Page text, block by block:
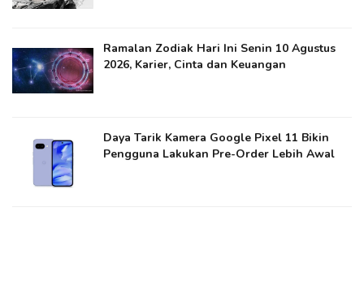
Ramalan Zodiak Hari Ini Senin 10 Agustus
2026, Karier, Cinta dan Keuangan
Daya Tarik Kamera Google Pixel 11 Bikin
Pengguna Lakukan Pre-Order Lebih Awal